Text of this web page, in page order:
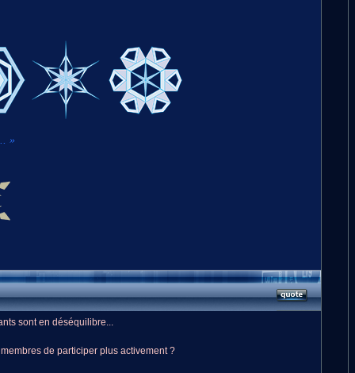
»
sont en déséquilibre...
de participer plus activement ?